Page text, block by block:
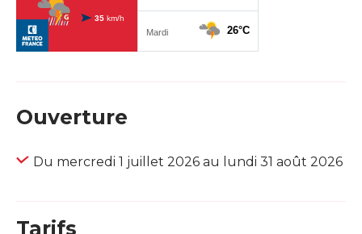
Ouverture
Du mercredi 1 juillet 2026 au lundi 31 août 2026
Tarifs